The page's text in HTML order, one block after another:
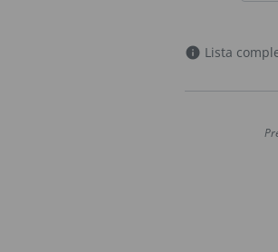
info Lista